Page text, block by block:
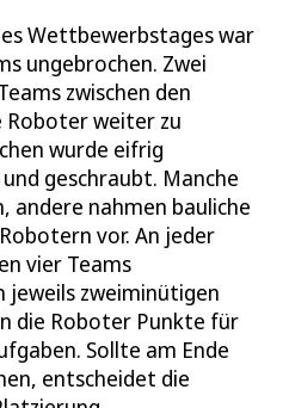
Wettbewerbstages war
ungebrochen. Zwei
zwischen den
weiter zu
wurde eifrig
geschraubt. Manche
andere nahmen bauliche
vor. An jeder
vier Teams
jeweils zweiminütigen
die Roboter Punkte für
Sollte am Ende
entscheidet die